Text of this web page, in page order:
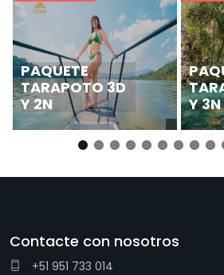
PAQUETE
TARAPOTO 3D
Y 2N
Y 3N
Contacte con nosotros
+51 951 733 014